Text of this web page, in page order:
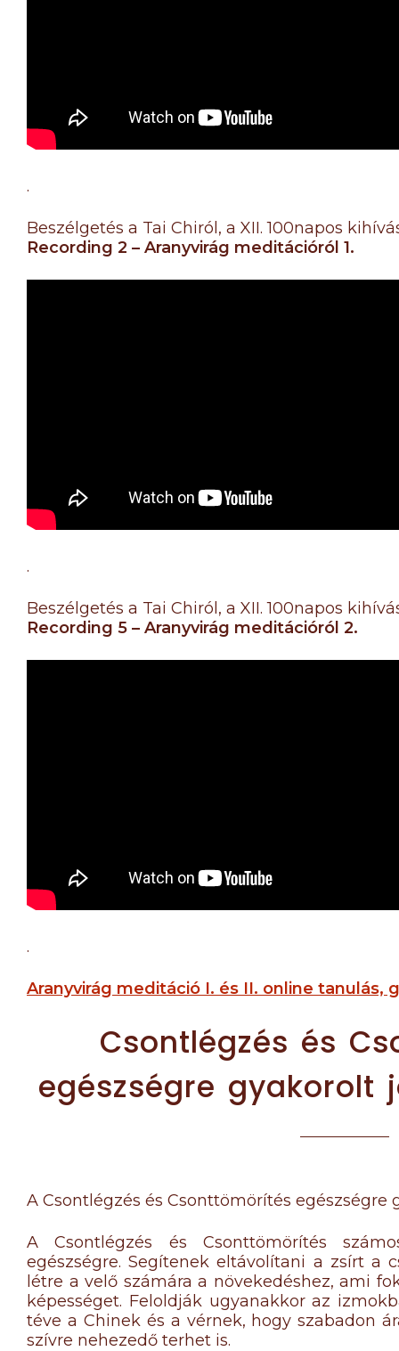
.
Beszélgetés a Tai Chiról, a XII. 100napos
Recording 2 – Aranyvirág meditációról 1.
.
Beszélgetés a Tai Chiról, a XII. 100napos
Recording 5 – Aranyvirág meditációról 2.
.
Aranyvirág meditáció I. és II. online tanulás,
Csontlégzés és
egészségre gyakorolt
A Csontlégzés és Csonttömörítés
A Csontlégzés és Csonttömörítés
egészségre. Segítenek eltávolítani a zsírt a
létre a velő számára a növekedéshez, ami
képességet. Feloldják ugyanakkor az
téve a Chinek és a vérnek, hogy szabadon
szívre nehezedő terhet is.